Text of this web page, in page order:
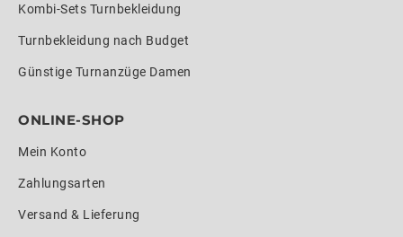
Kombi-Sets Turnbekleidung
Turnbekleidung nach Budget
Günstige Turnanzüge Damen
ONLINE-SHOP
Mein Konto
Zahlungsarten
Versand & Lieferung